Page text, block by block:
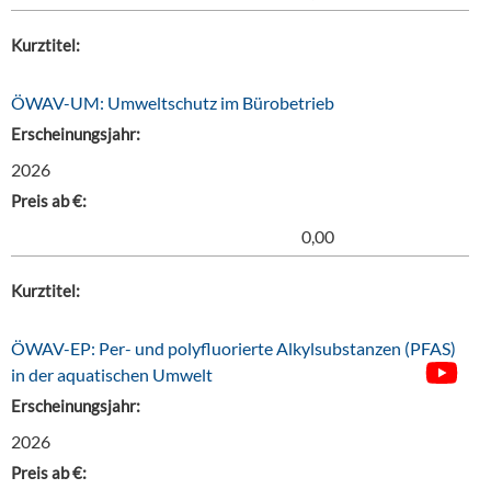
Kurztitel:
ÖWAV-UM: Umweltschutz im Bürobetrieb
Erscheinungsjahr:
2026
Preis ab €:
0,00
Kurztitel:
ÖWAV-EP: Per- und polyfluorierte Alkylsubstanzen (PFAS)
in der aquatischen Umwelt
Erscheinungsjahr:
2026
Preis ab €: